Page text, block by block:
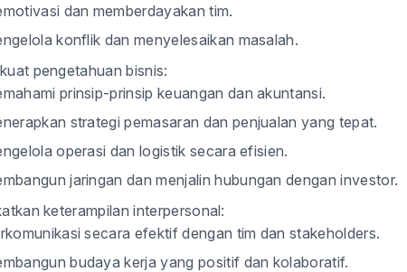
dan memberdayakan tim.
konflik dan menyelesaikan masalah.
pengetahuan bisnis:
prinsip-prinsip keuangan dan akuntansi.
strategi pemasaran dan penjualan yang tepat.
operasi dan logistik secara efisien.
jaringan dan menjalin hubungan dengan investor.
keterampilan interpersonal:
secara efektif dengan tim dan stakeholders.
budaya kerja yang positif dan kolaboratif.